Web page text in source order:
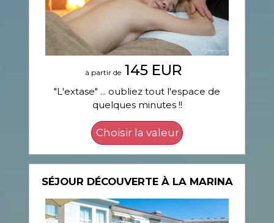
à partir de145 EUR
"L'extase" ... oubliez tout l'espace de
quelques minutes !!
SÉJOUR DÉCOUVERTE À LA MARINA